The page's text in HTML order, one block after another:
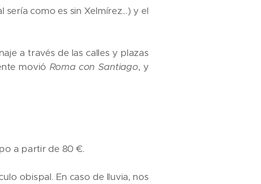
como es sin Xelmírez...) y el
a través de las calles y plazas
movió Roma con Santiago, y
a partir de 80 €.
obispal. En caso de lluvia, nos